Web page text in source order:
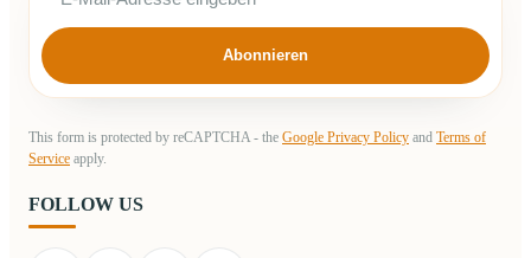
Abonnieren
This form is protected by reCAPTCHA - the Google Privacy Policy and Terms of
Service apply.
FOLLOW US